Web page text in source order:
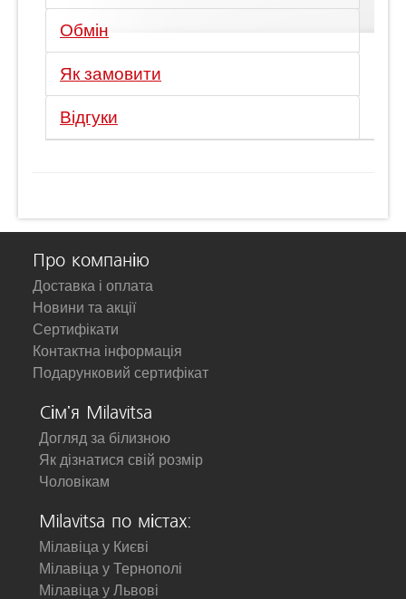
Обмін
Як замовити
Відгуки
Про компанію
Доставка і оплата
Новини та акції
Сертифікати
Контактна інформація
Подарунковий сертифікат
Сім'я Milavitsa
Догляд за білизною
Як дізнатися свій розмір
Чоловікам
Milavitsa по містах:
Мілавіца у Києві
Мілавіца у Тернополі
Мілавіца у Львові